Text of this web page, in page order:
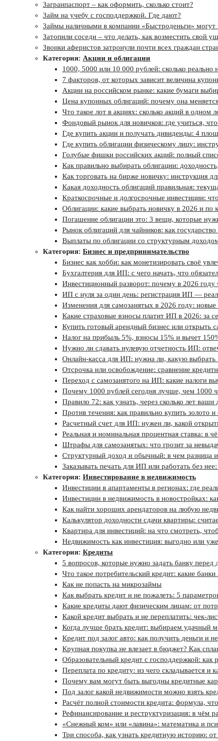
Загранпаспорт – как оформить, сколько стоит?
Займ на учебу с господдержкой. Где дают?
Займы наличными в компании «Быстроденьги» могут
Затопили соседи – что делать, как возместить свой
Звонки аферистов затронули почти всех граждан
Категория: Акции и облигации
1000, 5000 или 10 000 рублей: сколько
7 факторов, от которых зависит величина
Акции на российском рынке: какие бумаги
Цена купонных облигаций: почему она
Что такое лот в акциях: сколько акций в одном
Фондовый рынок для новичков: где учиться,
Где купить акции и получать дивиденды: 4
Где купить облигации физическому лицу:
Голубые фишки российских акций: полный
Как правильно выбирать облигации:
Как торговать на бирже новичку: инструкция
Какая доходность облигаций правильная:
Краткосрочные и долгосрочные инвестиции:
Облигации: какие выбрать новичку в 2026 и по
Погашение облигации это: 3 вещи, которые
Рынок облигаций для чайников: как
Выплаты по облигации со структурным
Категория: Бизнес и предпринимательство
Бизнес как хобби: как монетизировать своё
Бухгалтерия для ИП: с чего начать, что
Инвестиционный разворот: почему в 2026
ИП с нуля за один день: регистрация ИП —
Изменения для самозанятых в 2026 году:
Какие страховые взносы платит ИП в 2026: за
Купить готовый арендный бизнес или открыть
Налог на прибыль 5%, взносы 15% и вычет
Нужно ли сдавать нулевую отчетность ИП:
Онлайн-касса для ИП: нужна ли, какую выбрать
Отсрочка или освобождение: сравнение
Переход с самозанятого на ИП: какие налоги
Почему 1000 рублей сегодня лучше, чем 1000
Правило 72: как узнать, через сколько лет
Против течения: как правильно купить золото
Расчетный счет для ИП: нужен ли, какой
Реальная и номинальная процентная ставка: в
Штрафы для самозанятых: что грозит за
Структурный доход и обычный: в чем разница
Заказывать печать для ИП или работать без
Категория: Инвестирование в недвижимость
Инвестиции в апартаменты в регионах: где
Инвестиции в недвижимость в новостройках:
Как найти хороших арендаторов на любую
Калькулятор доходности сдачи квартиры:
Квартира для инвестиций: на что смотреть,
Недвижимость как инвестиция: выгодно или
Категория: Кредиты
5 вопросов, которые нужно задать банку
Что такое потребительский кредит: какие
Как не попасть на микрозаймы
Как выбрать кредит и не пожалеть: 5
Какие кредиты дают физическим лицам: от
Какой кредит выбрать и не переплатить: чек-
Когда лучше брать кредит: выбираем удачный
Кредит под залог авто: как получить деньги и
Крупная покупка не влезает в бюджет? Как
Образовательный кредит с господдержкой: как
Переплата по кредиту: из чего складывается и
Почему вам могут быть выгодны кредитные
Под залог какой недвижимости можно взять
Расчёт полной стоимости кредита: формула,
Рефинансирование и реструктуризация: в чём
«Снежный ком» или «лавина»: математика и
Три способа, как узнать кредитную историю: